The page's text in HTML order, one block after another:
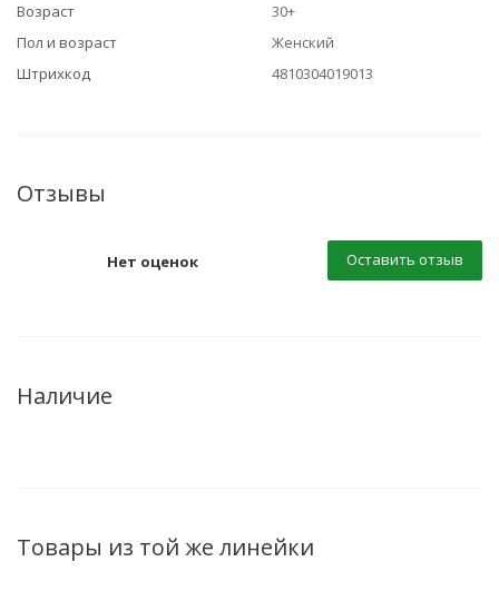
Возраст
30+
Пол и возраст
Женский
Штрихкод
4810304019013
Отзывы
Нет оценок Оставить отзыв
Наличие
Товары из той же линейки